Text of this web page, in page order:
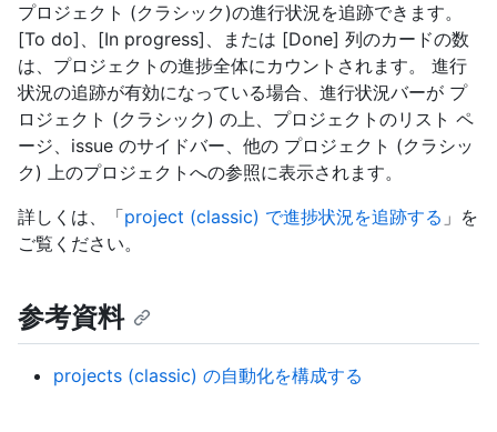
プロジェクト (クラシック)の進行状況を追跡できます。
[To do]、[In progress]、または [Done] 列のカードの数
は、プロジェクトの進捗全体にカウントされます。 進行
状況の追跡が有効になっている場合、進行状況バーが プ
ロジェクト (クラシック) の上、プロジェクトのリスト ペ
ージ、issue のサイドバー、他の プロジェクト (クラシッ
ク) 上のプロジェクトへの参照に表示されます。
詳しくは、「project (classic) で進捗状況を追跡する 」を
ご覧ください。
参考資料
projects (classic) の自動化を構成する